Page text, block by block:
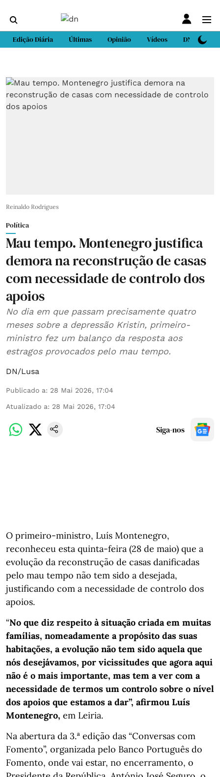
Edição Diária Últimas Opinião Vídeos DN Sport
Reinaldo Rodrigues
Política
Mau tempo. Montenegro justifica
demora na reconstrução de casas
com necessidade de controlo dos
apoios
No dia em que passam precisamente quatro
meses sobre a depressão Kristin, primeiro-
ministro fez um balanço da resposta aos
estragos provocados pelo mau tempo.
DN/Lusa
Publicado a: 28 Mai 2026, 17:04
Atualizado a: 28 Mai 2026, 17:04
Siga-nos
O primeiro-ministro, Luís Montenegro,
reconheceu esta quinta-feira (28 de maio) que a
evolução da reconstrução de casas danificadas
pelo mau tempo não tem sido a desejada,
justificando com a necessidade de controlo dos
apoios.
“No que diz respeito à situação criada em muitas
famílias, nomeadamente a propósito das suas
habitações, a evolução não tem sido aquela que
nós desejávamos, por vicissitudes que agora aqui
não é o mais importante, mas tem a ver com a
necessidade de termos um controlo sobre o nível
dos apoios que estamos a dar”, afirmou Luís
Montenegro, em Leiria.
Na abertura da 3.ª edição das “Conversas com
Fomento”, organizada pelo Banco Português do
Fomento, onde vai estar, no encerramento, o